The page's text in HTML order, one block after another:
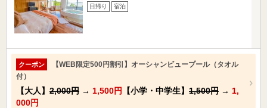
日帰り 宿泊
クーポン
【WEB限定500円割引】オーシャンビュープール（タオル
付）
【大人】 2,000円 → 1,500円 【小学・中学生】 1,500円 → 1,
000円